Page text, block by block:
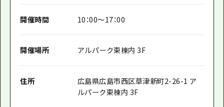
開催時間 10：00～17：00
開催場所 アルパーク東棟内 3F
住所
広島県広島市西区草津新町2-26-1 ア
ルパーク東棟内 3F